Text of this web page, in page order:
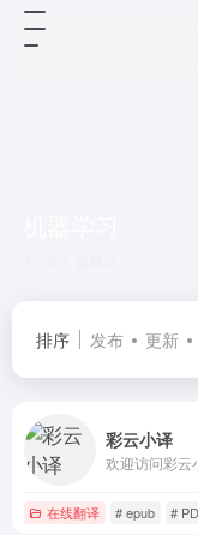
排序 发布 更新
彩云小译
在线翻译 # epub #